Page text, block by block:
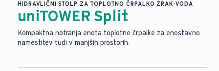
HIDRAVLIČNI STOLP ZA TOPLOTNO ČRPALKO ZRAK-VODA
uniTOWER Split
Kompaktna notranja enota toplotne črpalke za enostavno
namestitev tudi v manjših prostorih.